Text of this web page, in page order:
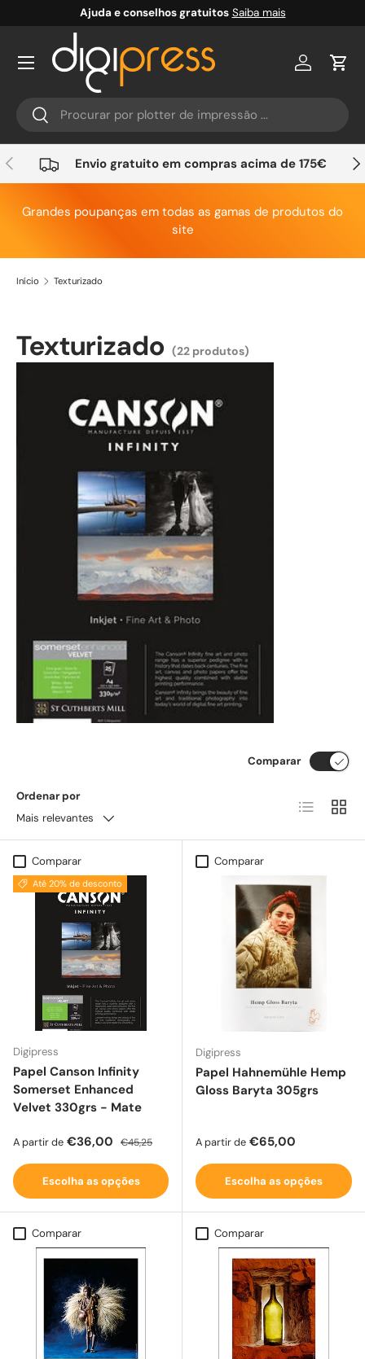
Ir para o conteúdo
Ajuda e conselhos gratuitos Saiba mais
Pesquisar
Pesquisar
Conta
Anterior Envio gratuito em compras acima de 175€
Grandes poupanças em todas as gamas de produtos do
site
Início Texturizado
Texturizado (22 produtos)
Ordenar por
Mais relevantes
Comparar
Lista Grelha
Comparar
Até 20% de desconto
Digipress
Papel Canson Infinity
Somerset Enhanced
Velvet 330grs - Mate
Preço de venda
A partir de €36,00 Preço normal
€45,25
Escolha as opções
Comparar
Digipress
Papel Hahnemühle Hemp
Gloss Baryta 305grs
Preço normal
A partir de €65,00
Escolha as opções
Comparar Comparar